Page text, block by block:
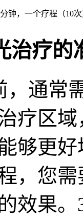
钟，一个疗程（10
治疗的
，通常
疗区
够更
，您
效果